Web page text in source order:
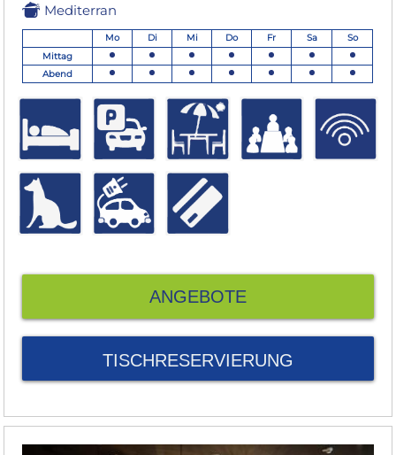
Mediterran
Mo Di Mi Do Fr Sa
So
Mittag
Abend
ANGEBOTE
TISCHRESERVIERUNG